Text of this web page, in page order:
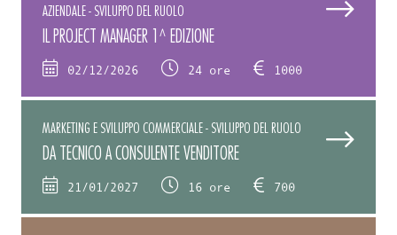
AZIENDALE - SVILUPPO DEL RUOLO
IL PROJECT MANAGER 1^ EDIZIONE
02/12/2026 24 ore 1000
MARKETING E SVILUPPO COMMERCIALE - SVILUPPO DEL RUOLO
DA TECNICO A CONSULENTE VENDITORE
21/01/2027 16 ore 700